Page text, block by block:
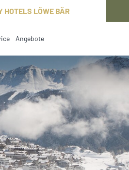
HOTELS LÖWE BÄR
Angebote